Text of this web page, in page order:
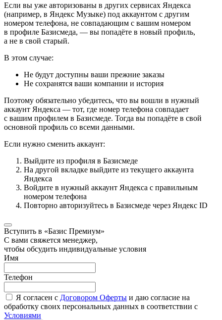
Если вы уже авторизованы в других сервисах Яндекса
(например, в Яндекс Музыке) под аккаунтом с другим
номером телефона, не совпадающим с вашим номером
в профиле Базисмеда, — вы попадёте в новый профиль,
а не в свой старый.
В этом случае:
Не будут доступны ваши прежние заказы
Не сохранятся ваши компании и история
Поэтому обязательно убедитесь, что вы вошли в нужный
аккаунт Яндекса — тот, где номер телефона совпадает
с вашим профилем в Базисмеде. Тогда вы попадёте в свой
основной профиль со всеми данными.
Если нужно сменить аккаунт:
Выйдите из профиля в Базисмеде
На другой вкладке выйдите из текущего аккаунта
Яндекса
Войдите в нужный аккаунт Яндекса с правильным
номером телефона
Повторно авторизуйтесь в Базисмеде через Яндекс ID
Вступить в «Базис Премиум»
С вами свяжется менеджер,
чтобы обсудить индивидуальные условия
Имя
Телефон
Я согласен с Договором Оферты и даю согласие на
обработку своих персональных данных в соответствии с
Условиями